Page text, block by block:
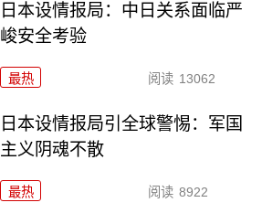
日本设情报局：中日关系面临严
峻安全考验
最热 阅读 13062
日本设情报局引全球警惕：军国
主义阴魂不散
最热 阅读 8922